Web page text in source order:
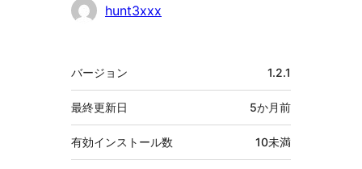
貢
hunt3xxx
メ
タ
バージョン 1.2.1
最終更新日 5か月前
有効インストール数 10未満